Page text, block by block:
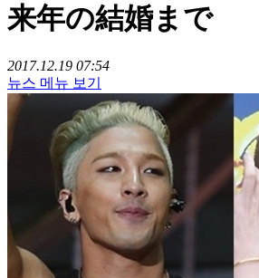
来年の結婚まで
2017.12.19 07:54
뉴스 메뉴 보기